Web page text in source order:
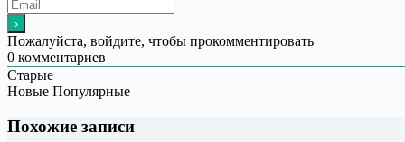
Пожалуйста, войдите, чтобы прокомментировать
0 комментариев
Старые
Новые Популярные
Похожие записи